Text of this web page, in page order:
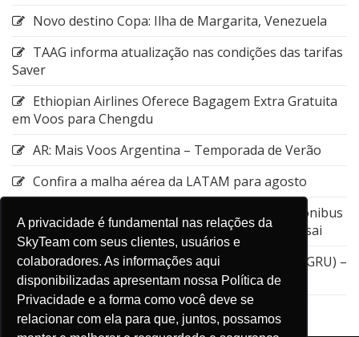
A privacidade é fundamental nas relações da
SkyTeam com seus clientes, usuários e
colaboradores. As informações aqui
disponibilizadas apresentam nossa Política de
Privacidade e a forma como você deve se
relacionar com ela para que, juntos, possamos
Novo destino Copa: Ilha de Margarita, Venezuela
TAAG informa atualização nas condições das tarifas
Saver
Ethiopian Airlines Oferece Bagagem Extra Gratuita
em Voos para Chengdu
AR: Mais Voos Argentina – Temporada de Verão
Confira a malha aérea da LATAM para agosto
Emirates: Alteração do local de embarque do ônibus
entre a Estação de Nagoya e o Aeroporto de Kansai
GOL: Cancelamento da rota entre Guarulhos (GRU) –
Aruba (AUA)